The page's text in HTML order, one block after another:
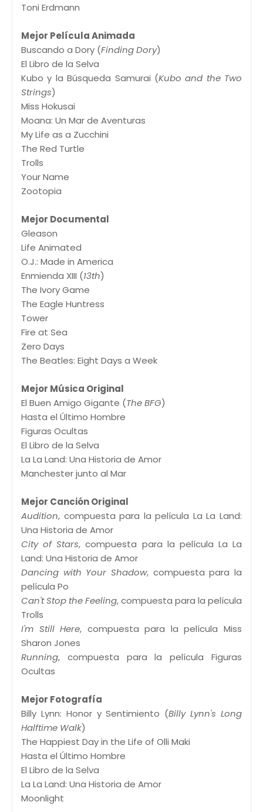
Toni Erdmann
Mejor Película Animada
Buscando a Dory (Finding Dory)
El Libro de la Selva
Kubo y la Búsqueda Samurai (Kubo and the Two
Strings)
Miss Hokusai
Moana: Un Mar de Aventuras
My Life as a Zucchini
The Red Turtle
Trolls
Your Name
Zootopia
Mejor Documental
Gleason
Life Animated
O.J.: Made in America
Enmienda XIII (13th)
The Ivory Game
The Eagle Huntress
Tower
Fire at Sea
Zero Days
The Beatles: Eight Days a Week
Mejor Música Original
El Buen Amigo Gigante (The BFG)
Hasta el Último Hombre
Figuras Ocultas
El Libro de la Selva
La La Land: Una Historia de Amor
Manchester junto al Mar
Mejor Canción Original
Audition, compuesta para la película La La Land:
Una Historia de Amor
City of Stars, compuesta para la película La La
Land: Una Historia de Amor
Dancing with Your Shadow, compuesta para la
película Po
Can't Stop the Feeling, compuesta para la película
Trolls
I'm Still Here, compuesta para la película Miss
Sharon Jones
Running, compuesta para la película Figuras
Ocultas
Mejor Fotografía
Billy Lynn: Honor y Sentimiento (Billy Lynn's Long
Halftime Walk)
The Happiest Day in the Life of Olli Maki
Hasta el Último Hombre
El Libro de la Selva
La La Land: Una Historia de Amor
Moonlight